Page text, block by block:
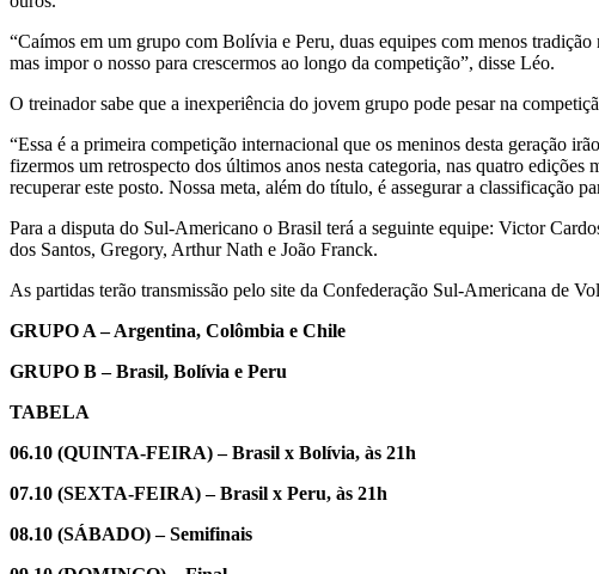
“Caímos em um grupo com Bolívia e Peru, duas equipes com menos
mas impor o nosso para crescermos ao longo da competição”, disse Léo.
O treinador sabe que a inexperiência do jovem grupo pode pesar na
“Essa é a primeira competição internacional que os meninos desta geração
fizermos um retrospecto dos últimos anos nesta categoria, nas quatro
recuperar este posto. Nossa meta, além do título, é assegurar a classificação
Para a disputa do Sul-Americano o Brasil terá a seguinte equipe: Victor
dos Santos, Gregory, Arthur Nath e João Franck.
As partidas terão transmissão pelo site da Confederação Sul-Americana de
GRUPO A – Argentina, Colômbia e Chile
GRUPO B – Brasil, Bolívia e Peru
TABELA
06.10 (QUINTA-FEIRA) – Brasil x Bolívia, às 21h
07.10 (SEXTA-FEIRA) – Brasil x Peru, às 21h
08.10 (SÁBADO) – Semifinais